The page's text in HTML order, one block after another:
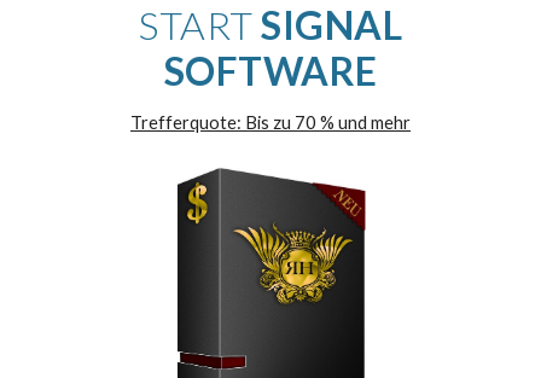
STARTSIGNAL
SOFTWARE
Trefferquote: Bis zu 70 % und mehr